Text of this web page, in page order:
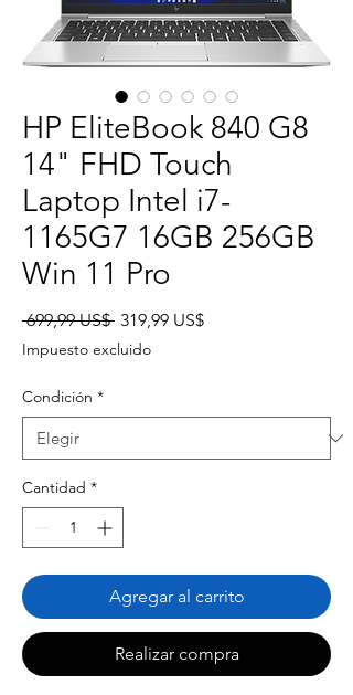
HP EliteBook 840 G8
14" FHD Touch
Laptop Intel i7-
1165G7 16GB 256GB
Win 11 Pro
699,99 US$ Precio
319,99 US$Precio
Impuesto excluido
Condición *
Cantidad *
Agregar al carrito
Realizar compra